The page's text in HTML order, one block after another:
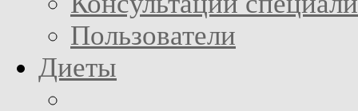
Пользователи
Диеты